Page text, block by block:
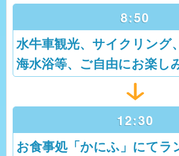
8:50
水牛車観光、サイクリング
海水浴等、ご自由にお楽し
12:30
お食事処「かにふ」にてラ